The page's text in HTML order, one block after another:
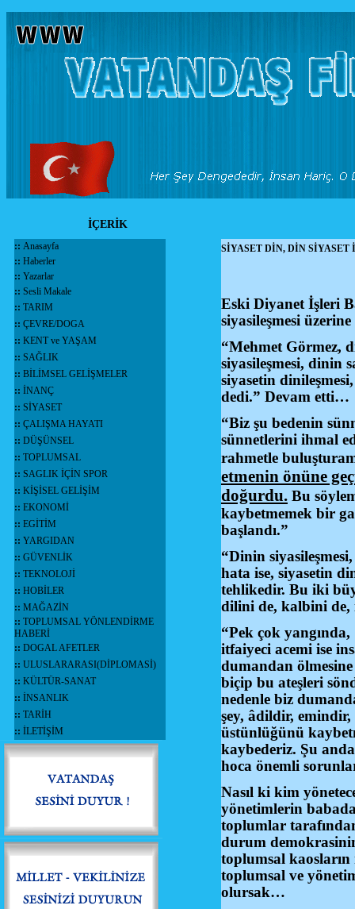
İÇERİK
:: Anasayfa
:: Haberler
:: Yazarlar
:: Sesli Makale
:: TARIM
:: ÇEVRE/DOGA
:: KENT ve YAŞAM
:: SAĞLIK
:: BİLİMSEL GELİŞMELER
:: İNANÇ
:: SİYASET
:: ÇALIŞMA HAYATI
:: DÜŞÜNSEL
:: TOPLUMSAL
:: SAGLIK İÇİN SPOR
:: KİŞİSEL GELİŞİM
:: EKONOMİ
:: EGİTİM
:: YARGIDAN
:: GÜVENLİK
:: TEKNOLOJİ
:: HOBİLER
:: MAĞAZİN
:: TOPLUMSAL YÖNLENDİRME
HABERİ
:: DOGAL AFETLER
:: ULUSLARARASI(DİPLOMASİ)
:: KÜLTÜR-SANAT
:: İNSANLIK
:: TARİH
:: İLETİŞİM
SİYASET DİN, DİN SİYASET
Eski Diyanet İşleri
siyasileşmesi
“Mehmet Görmez,
siyasileşmesi, dinin
siyasetin
dedi.” Devam etti…
“Biz şu bedenin
sünnetlerini ihmal
rahmetle
etmenin önüne
doğurdu. Bu
kaybetmemek bir
başlandı.”
“Dinin
hata ise, siyasetin
tehlikedir. Bu iki
dilini de, kalbini de,
“Pek çok
itfaiyeci acemi ise
dumandan
biçip bu ateşleri
nedenle biz
şey, âdildir,
üstünlüğünü
kaybederiz. Şu
hoca önemli
Nasıl ki kim
yönetimlerin
toplumlar
durum
toplumsal
toplumsal ve
olursak…